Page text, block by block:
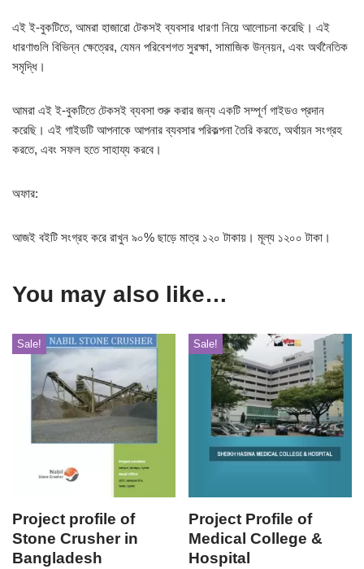
এই ই-বুকটিতে, আমরা হাজারো টেকসই ব্যবসার ধারণা নিয়ে আলোচনা করেছি। এই
ধারণাগুলি বিভিন্ন ক্ষেত্রের, যেমন পরিবেশগত সুরক্ষা, সামাজিক উন্নয়ন, এবং অর্থনৈতিক
সমৃদ্ধি।
আমরা এই ই-বুকটিতে টেকসই ব্যবসা শুরু করার জন্য একটি সম্পূর্ণ গাইডও প্রদান
করেছি। এই গাইডটি আপনাকে আপনার ব্যবসার পরিকল্পনা তৈরি করতে, অর্থায়ন সংগ্রহ
করতে, এবং সফল হতে সাহায্য করবে।
অফার:
আজই বইটি সংগ্রহ করে রাখুন ৯০% ছাড়ে মাত্র ১২০ টাকায়। মূল্য ১২০০ টাকা।
You may also like…
Sale!
Project profile of
Stone Crusher in
Bangladesh
Sale!
Project Profile of
Medical College &
Hospital